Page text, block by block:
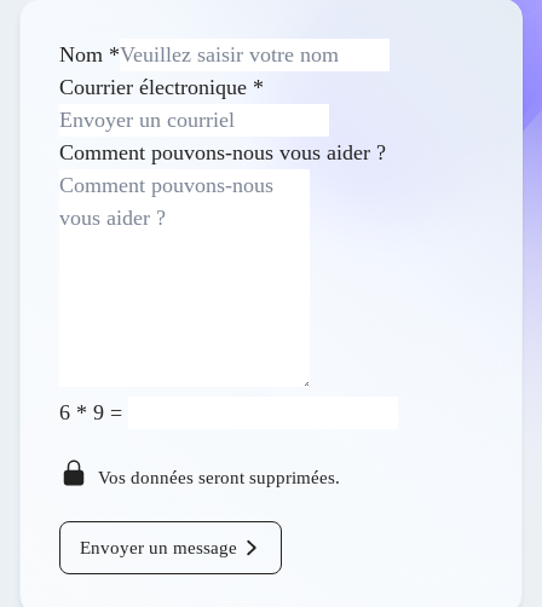
Nom *
Courrier électronique *
Comment pouvons-nous vous aider ?
6 * 9 =
Vos données seront supprimées.
Envoyer un message